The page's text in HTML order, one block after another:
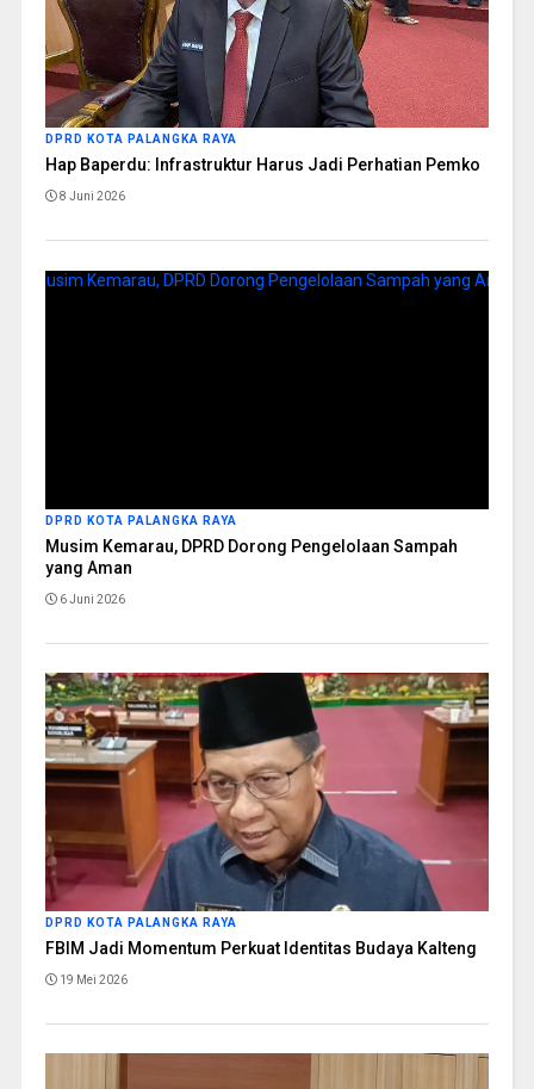
DPRD KOTA PALANGKA RAYA
Hap Baperdu: Infrastruktur Harus Jadi Perhatian Pemko
8 Juni 2026
DPRD KOTA PALANGKA RAYA
Musim Kemarau, DPRD Dorong Pengelolaan Sampah
yang Aman
6 Juni 2026
DPRD KOTA PALANGKA RAYA
FBIM Jadi Momentum Perkuat Identitas Budaya Kalteng
19 Mei 2026